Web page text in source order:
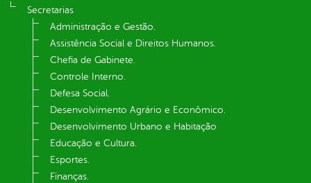
Secretarias
Administração e Gestão.
Assistência Social e Direitos Humanos.
Chefia de Gabinete.
Controle Interno.
Defesa Social.
Desenvolvimento Agrário e Econômico.
Desenvolvimento Urbano e Habitação
Educação e Cultura.
Esportes.
Finanças.